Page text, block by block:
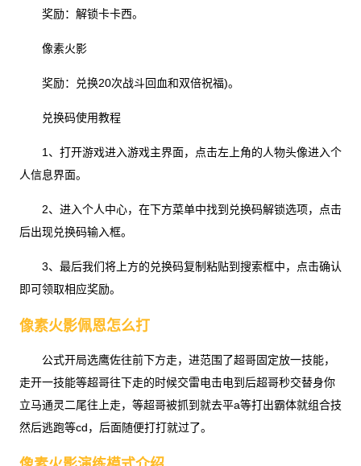
奖励：解锁卡卡西。
像素火影
奖励：兑换20次战斗回血和双倍祝福)。
兑换码使用教程
1、打开游戏进入游戏主界面，点击左上角的人物头像进入个
人信息界面。
2、进入个人中心，在下方菜单中找到兑换码解锁选项，点击
后出现兑换码输入框。
3、最后我们将上方的兑换码复制粘贴到搜索框中，点击确认
即可领取相应奖励。
像素火影佩恩怎么打
公式开局选鹰佐往前下方走，进范围了超哥固定放一技能，
走开一技能等超哥往下走的时候交雷电击电到后超哥秒交替身你
立马通灵二尾往上走，等超哥被抓到就去平a等打出霸体就组合技
然后逃跑等cd，后面随便打打就过了。